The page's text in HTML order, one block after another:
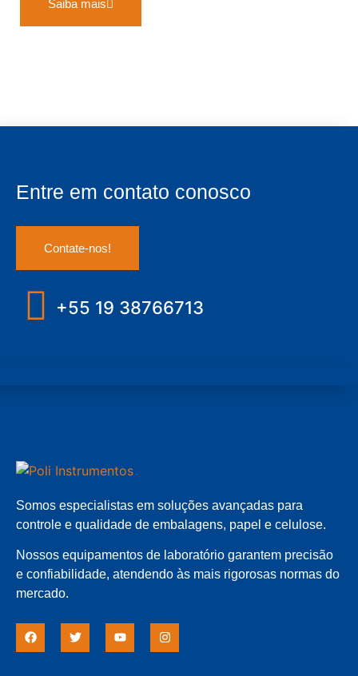
Saiba mais
Entre em contato conosco
Contate-nos!
+55 19 38766713
Somos especialistas em soluções avançadas para
controle e qualidade de embalagens, papel e celulose.
Nossos equipamentos de laboratório garantem precisão
e confiabilidade, atendendo às mais rigorosas normas do
mercado.